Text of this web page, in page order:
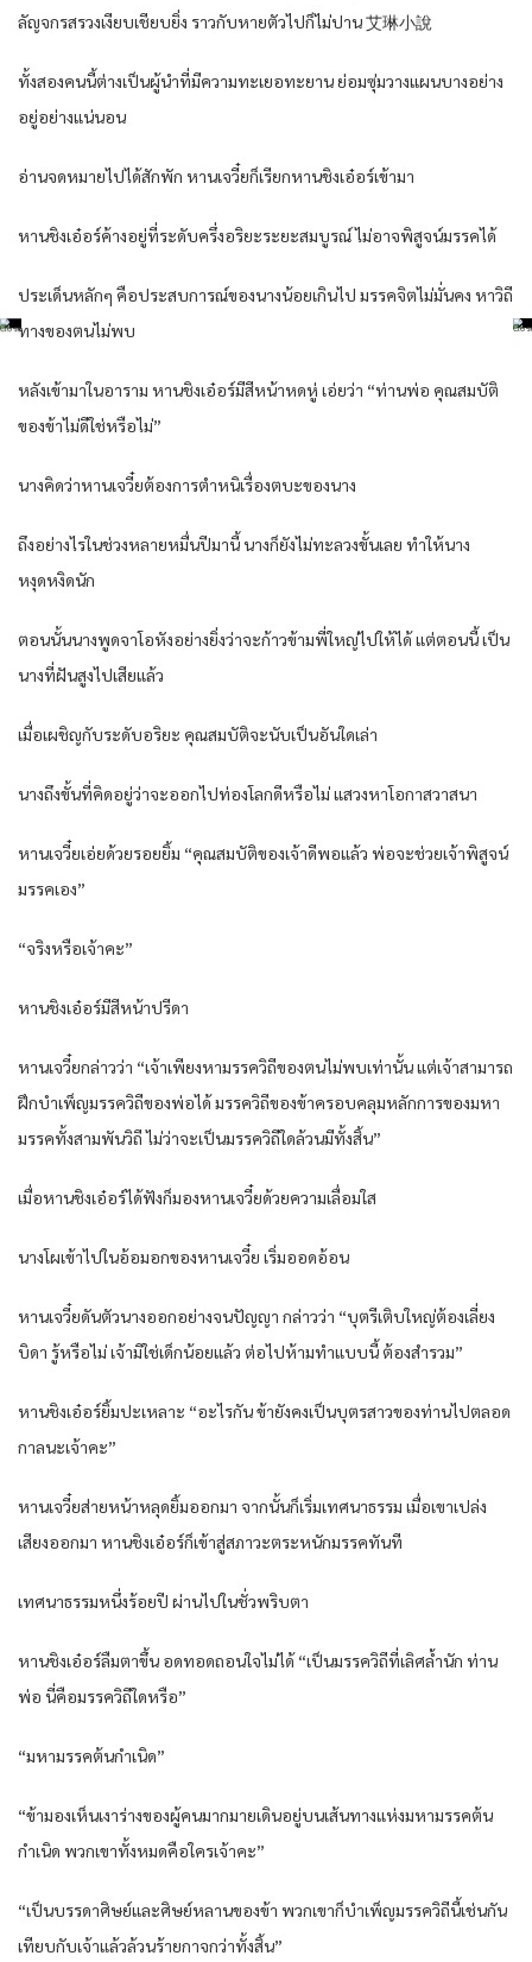
ลัญจกรสรวงเงียบเชียบยิ่ง ราวกับหายตัวไปก็ไม่ปาน 艾琳小說
ทั้งสองคนนี้ต่างเป็นผู้นำที่มีความทะเยอทะยาน ย่อมซุ่มวางแผนบางอย่าง
อยู่อย่างแน่นอน
อ่านจดหมายไปได้สักพัก หานเจวี๋ยก็เรียกหานชิงเอ๋อร์เข้ามา
หานชิงเอ๋อร์ค้างอยู่ที่ระดับครึ่งอริยะระยะสมบูรณ์ ไม่อาจพิสูจน์มรรคได้
ประเด็นหลักๆ คือประสบการณ์ของนางน้อยเกินไป มรรคจิตไม่มั่นคง หาวิถี
ทางของตนไม่พบ
หลังเข้ามาในอาราม หานชิงเอ๋อร์มีสีหน้าหดหู่ เอ่ยว่า “ท่านพ่อ คุณสมบัติ
ของข้าไม่ดีใช่หรือไม่”
นางคิดว่าหานเจวี๋ยต้องการตำหนิเรื่องตบะของนาง
ถึงอย่างไรในช่วงหลายหมื่นปีมานี้ นางก็ยังไม่ทะลวงขั้นเลย ทำให้นาง
หงุดหงิดนัก
ตอนนั้นนางพูดจาโอหังอย่างยิ่งว่าจะก้าวข้ามพี่ใหญ่ไปให้ได้ แต่ตอนนี้ เป็น
นางที่ฝันสูงไปเสียแล้ว
เมื่อเผชิญกับระดับอริยะ คุณสมบัติจะนับเป็นอันใดเล่า
นางถึงขั้นที่คิดอยู่ว่าจะออกไปท่องโลกดีหรือไม่ แสวงหาโอกาสวาสนา
หานเจวี๋ยเอ่ยด้วยรอยยิ้ม “คุณสมบัติของเจ้าดีพอแล้ว พ่อจะช่วยเจ้าพิสูจน์
มรรคเอง”
“จริงหรือเจ้าคะ”
หานชิงเอ๋อร์มีสีหน้าปรีดา
หานเจวี๋ยกล่าวว่า “เจ้าเพียงหามรรควิถีของตนไม่พบเท่านั้น แต่เจ้าสามารถ
ฝึกบำเพ็ญมรรควิถีของพ่อได้ มรรควิถีของข้าครอบคลุมหลักการของมหา
มรรคทั้งสามพันวิถี ไม่ว่าจะเป็นมรรควิถีใดล้วนมีทั้งสิ้น”
เมื่อหานชิงเอ๋อร์ได้ฟังก็มองหานเจวี๋ยด้วยความเลื่อมใส
นางโผเข้าไปในอ้อมอกของหานเจวี๋ย เริ่มออดอ้อน
หานเจวี๋ยดันตัวนางออกอย่างจนปัญญา กล่าวว่า “บุตรีเติบใหญ่ต้องเลี่ยง
บิดา รู้หรือไม่ เจ้ามิใช่เด็กน้อยแล้ว ต่อไปห้ามทำแบบนี้ ต้องสำรวม”
หานชิงเอ๋อร์ยิ้มปะเหลาะ “อะไรกัน ข้ายังคงเป็นบุตรสาวของท่านไปตลอด
กาลนะเจ้าคะ”
หานเจวี๋ยส่ายหน้าหลุดยิ้มออกมา จากนั้นก็เริ่มเทศนาธรรม เมื่อเขาเปล่ง
เสียงออกมา หานชิงเอ๋อร์ก็เข้าสู่สภาวะตระหนักมรรคทันที
เทศนาธรรมหนึ่งร้อยปี ผ่านไปในชั่วพริบตา
หานชิงเอ๋อร์ลืมตาขึ้น อดทอดถอนใจไม่ได้ “เป็นมรรควิถีที่เลิศล้ำนัก ท่าน
พ่อ นี่คือมรรควิถีใดหรือ”
“มหามรรคต้นกำเนิด”
“ข้ามองเห็นเงาร่างของผู้คนมากมายเดินอยู่บนเส้นทางแห่งมหามรรคต้น
กำเนิด พวกเขาทั้งหมดคือใครเจ้าคะ”
“เป็นบรรดาศิษย์และศิษย์หลานของข้า พวกเขาก็บำเพ็ญมรรควิถีนี้เช่นกัน
เทียบกับเจ้าแล้วล้วนร้ายกาจกว่าทั้งสิ้น”